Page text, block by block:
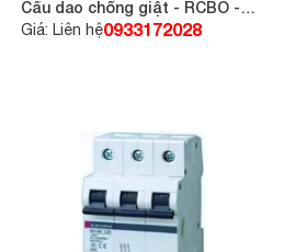
Cầu dao chống giật - RCBO -
RCCB - MITSUBISHI BV-D-2P
Giá: Liên hệ0933172028